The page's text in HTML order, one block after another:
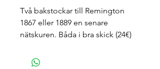
Två bakstockar till Remington
1867 eller 1889 en senare
nätskuren. Båda i bra skick (24€)